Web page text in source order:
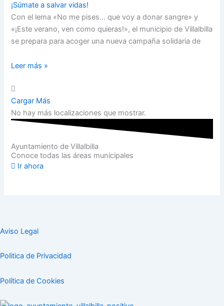
¡Súmate a salvar vidas!
Con el lema «No me pises… que voy a donar sangre» y
«¡Este verano, ven como quieras!», el municipio de Villalbilla
se prepara para acoger una nueva campaña solidaria de
Leer más »
Cargar Más
No hay más localizaciones que mostrar.
Ayuntamiento de Villalbilla
Conoce todas las áreas municipales
Ir ahora
Aviso Legal
Politica de Privacidad
Política de Cookies